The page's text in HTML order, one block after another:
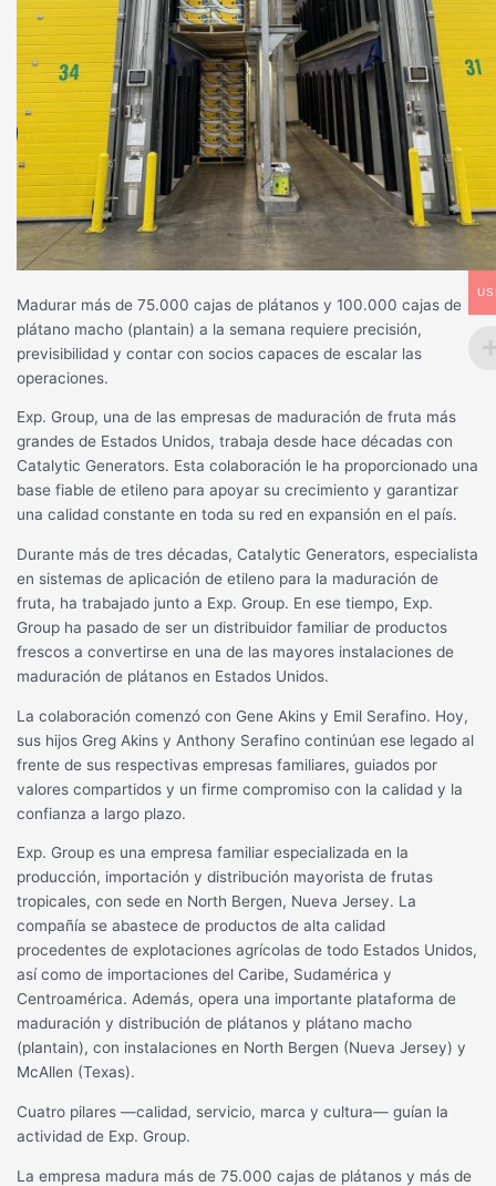
Madurar más de 75.000 cajas de plátanos y 100.000 cajas de
plátano macho (plantain) a la semana requiere precisión,
previsibilidad y contar con socios capaces de escalar las
operaciones.
Exp. Group, una de las empresas de maduración de fruta más
grandes de Estados Unidos, trabaja desde hace décadas con
Catalytic Generators. Esta colaboración le ha proporcionado una
base fiable de etileno para apoyar su crecimiento y garantizar
una calidad constante en toda su red en expansión en el país.
Durante más de tres décadas, Catalytic Generators, especialista
en sistemas de aplicación de etileno para la maduración de
fruta, ha trabajado junto a Exp. Group. En ese tiempo, Exp.
Group ha pasado de ser un distribuidor familiar de productos
frescos a convertirse en una de las mayores instalaciones de
maduración de plátanos en Estados Unidos.
La colaboración comenzó con Gene Akins y Emil Serafino. Hoy,
sus hijos Greg Akins y Anthony Serafino continúan ese legado al
frente de sus respectivas empresas familiares, guiados por
valores compartidos y un firme compromiso con la calidad y la
confianza a largo plazo.
Exp. Group es una empresa familiar especializada en la
producción, importación y distribución mayorista de frutas
tropicales, con sede en North Bergen, Nueva Jersey. La
compañía se abastece de productos de alta calidad
procedentes de explotaciones agrícolas de todo Estados Unidos,
así como de importaciones del Caribe, Sudamérica y
Centroamérica. Además, opera una importante plataforma de
maduración y distribución de plátanos y plátano macho
(plantain), con instalaciones en North Bergen (Nueva Jersey) y
McAllen (Texas).
Cuatro pilares —calidad, servicio, marca y cultura— guían la
actividad de Exp. Group.
La empresa madura más de 75.000 cajas de plátanos y más de